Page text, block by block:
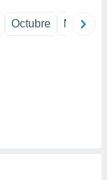
Octubre